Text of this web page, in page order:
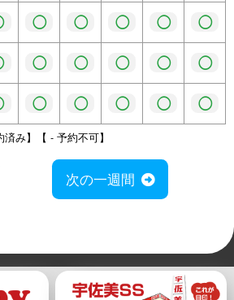
◯ ◯ ◯ ◯ ◯
◯ ◯ ◯ ◯ ◯
◯ ◯ ◯ ◯ ◯
み】【 - 予約不可】
次の一週間